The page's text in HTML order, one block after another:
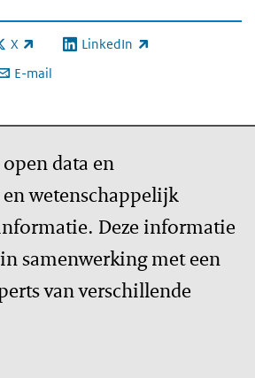
X link) LinkedIn
(externe link)
E-mail
data en
wetenschappelijk
Deze informatie
samenwerking met een
van verschillende